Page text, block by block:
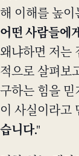
해 이해를 높이
어떤 사람들에
왜냐하면 저는
적으로 살펴보
구하는 힘을 믿
이 사실이라고
습니다."